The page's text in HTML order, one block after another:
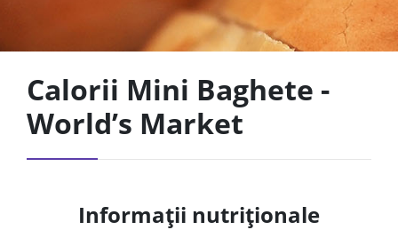
Calorii Mini Baghete -
World’s Market
Informații nutriționale